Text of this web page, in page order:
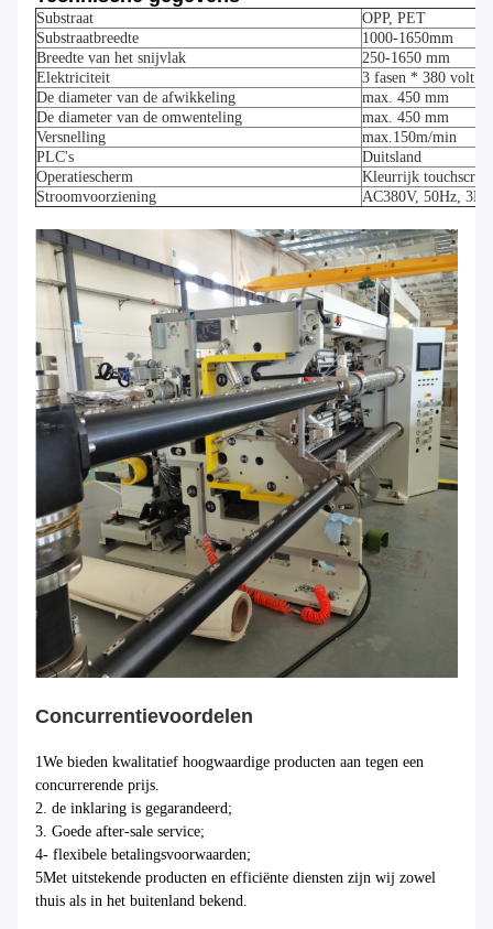
Substraat
OPP, PET
Substraatbreedte
1000-1650mm
Breedte van het snijvlak
250-1650 mm
Elektriciteit
3 fasen * 380 volt *
De diameter van de afwikkeling
max. 450 mm
De diameter van de omwenteling
max. 450 mm
Versnelling
max.150m/min
PLC's
Duitsland
Operatiescherm
Kleurrijk
Stroomvoorziening
AC380V, 50Hz, 3P
Concurrentievoordelen
1We bieden kwalitatief hoogwaardige producten aan tegen een
concurrerende prijs.
2. de inklaring is gegarandeerd;
3. Goede after-sale service;
4- flexibele betalingsvoorwaarden;
5Met uitstekende producten en efficiënte diensten zijn wij zowel
thuis als in het buitenland bekend.